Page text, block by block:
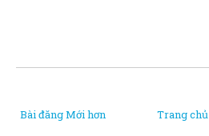
Bài đăng Mới hơn Trang chủ